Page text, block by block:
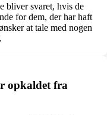
bliver svaret, hvis de
for dem, der har haft
at tale med nogen
opkaldet fra